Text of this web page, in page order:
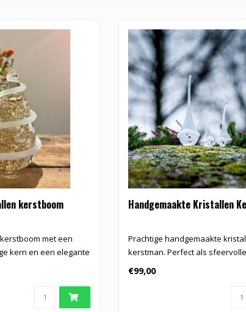
kerstboom
met een
kern en een elegante
Handgemaakte Kristallen
Prachtige handgemaakte
kerstman. Perfect als sfeervolle
kerstdecorati..
€99,00